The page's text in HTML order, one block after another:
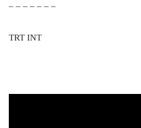
– – – – – – –
TRT INT